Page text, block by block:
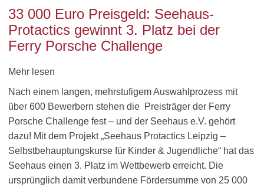
33 000 Euro Preisgeld: Seehaus-
Protactics gewinnt 3. Platz bei der
Ferry Porsche Challenge
Mehr lesen
Nach einem langen, mehrstufigem Auswahlprozess mit
über 600 Bewerbern stehen die Preisträger der Ferry
Porsche Challenge fest – und der Seehaus e.V. gehört
dazu! Mit dem Projekt „Seehaus Protactics Leipzig –
Selbstbehauptungskurse für Kinder & Jugendliche“ hat das
Seehaus einen 3. Platz im Wettbewerb erreicht. Die
ursprünglich damit verbundene Fördersumme von 25 000